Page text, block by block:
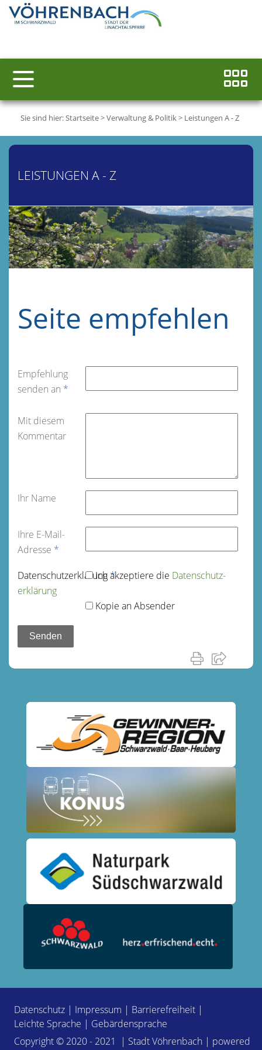
Sie sind hier:Startseite>Verwaltung & Politik> Leistungen A - Z
LEISTUNGEN A - Z
Seite empfehlen
Empfehlung
senden an *
Mit diesem
Kommentar
Ihr Name
Ihre E-Mail-
Adresse *
Datenschutz­erklärung*
Ich akzeptiere die Datenschutz­
erklärung
Kopie an Absender
Datenschutz | Impressum | Barrierefreiheit |
Leichte Sprache | Gebärdensprache
Copyright © 2020 - 2021 | Stadt Vöhrenbach | powered